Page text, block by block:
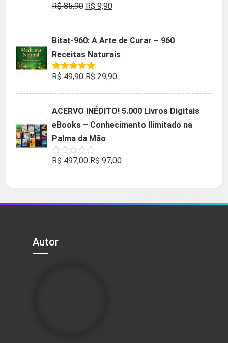
Avaliação
de
R$85,90 O
era:
R$ 85,90.
R$ 9,90O
é:
R$ 9,90.
Bitat-960: A Arte de Curar – 960
Receitas Naturais
Avaliação
R$49,90 O
era:
R$ 49,90.
R$ 29,90O
é:
R$ 29,90.
ACERVO INÉDITO! 5.000 Livros Digitais
eBooks – Conhecimento Ilimitado na
Palma da Mão
Avaliação
5
R$497,00 O
original
era:
R$ 97,00O
atual
é:
Autor